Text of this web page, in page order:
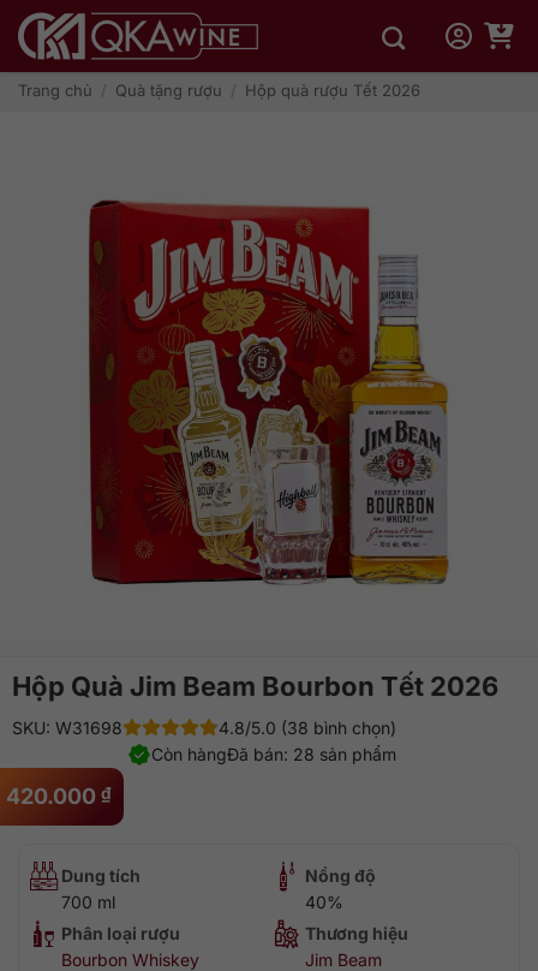
qua
dungTrang chủ / Quà tặng rượu / Hộp quà rượu Tết 2026
Hộp Quà Jim Beam Bourbon Tết 2026
420.000 ₫
SKU: W31698
4.8/5.0 (38 bình chọn)
Đã bán: 28 sản phẩm
Còn hàng
Dung tích
700 ml
Nồng độ
40%
Phân loại rượu
Bourbon Whiskey
Thương hiệu
Jim Beam